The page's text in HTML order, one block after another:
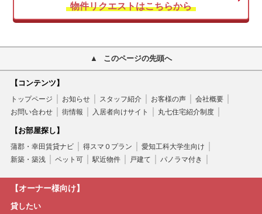
物件リクエストはこちらから
このページの先頭へ
【コンテンツ】
トップページ お知らせ スタッフ紹介 お客様の声
会社概要
お問い合わせ
街情報 入居者向けサイト 丸七住宅紹介制度
【お部屋探し】
蒲郡・幸田賃貸ナビ 得スマ０プラン
愛知工科大学生向け
新築・築浅
ペット可 駅近物件 戸建て パノラマ付き
【オーナー様向け】
貸したい